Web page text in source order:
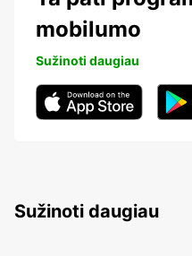
mobilumo
Sužinoti daugiau
Sužinoti daugiau